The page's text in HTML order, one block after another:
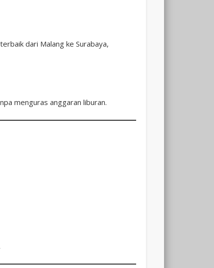
dari Malang ke Surabaya,
menguras anggaran liburan.